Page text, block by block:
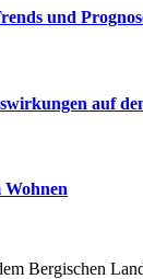
und
auf
Wohnen
Bergischen